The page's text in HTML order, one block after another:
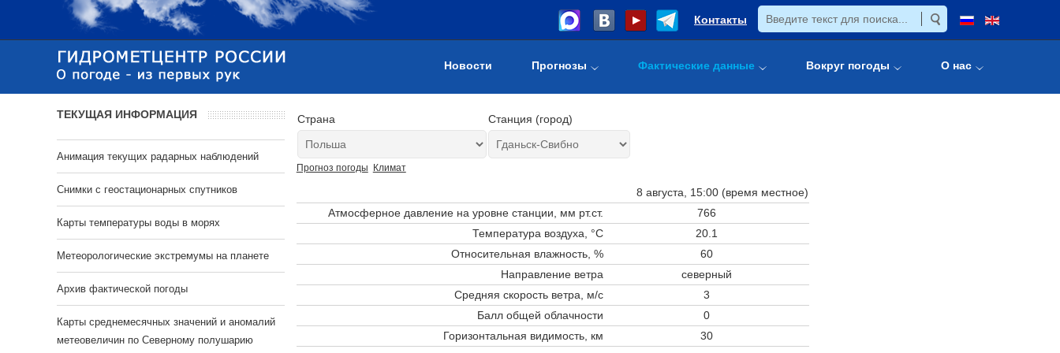
Контакты
Новости Прогнозы Фактические данные Вокруг погоды О нас
Страна Станция (город)
Прогноз погоды Климат
8 августа, 15:00 (время местное)
Атмосферное давление на уровне станции, мм рт.ст.
766
Температура воздуха, °C
20.1
Относительная влажность, %
60
Направление ветра
северный
Средняя скорость ветра, м/с
3
Балл общей облачности
0
Горизонтальная видимость, км
30
ТЕКУЩАЯ ИНФОРМАЦИЯ
Анимация текущих радарных наблюдений
Cнимки с геостационарных спутников
Карты температуры воды в морях
Метеорологические экстремумы на планете
Архив фактической погоды
Карты среднемесячных значений и аномалий
метеовеличин по Северному полушарию